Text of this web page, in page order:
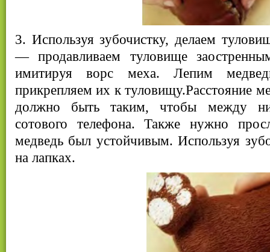
3. Используя зубочистку, делаем
— продавливаем туловище
имитируя ворс меха. Лепим
прикрепляем их к туловищу.Расстояние
должно быть таким, чтобы между
сотового телефона. Также нужно
медведь был устойчивым. Используя
на лапках.